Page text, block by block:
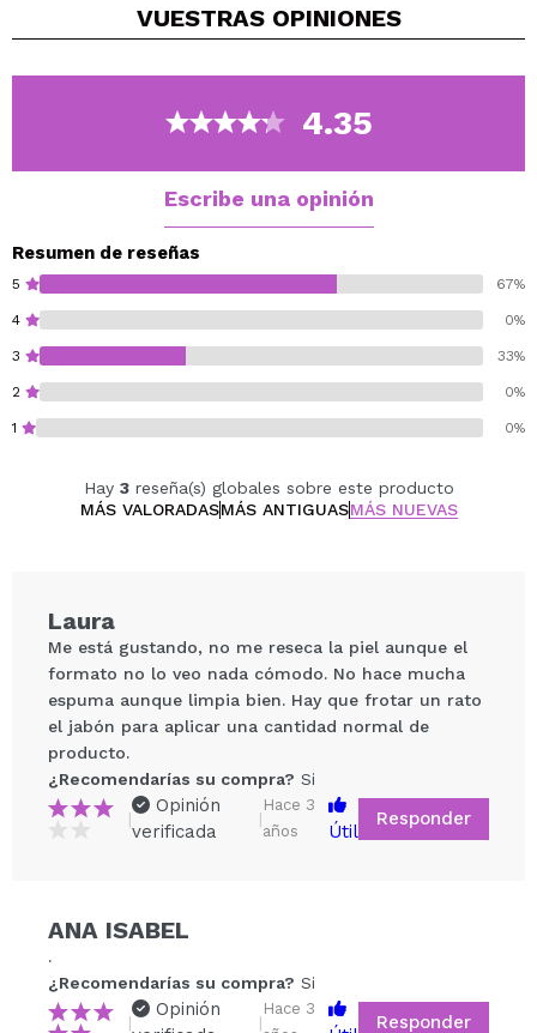
podrás desmaquillarte fácilmente en cualquier lugar.
VUESTRAS OPINIONES
4.35
Escribe una opinión
Resumen de reseñas
5 67%
4 0%
3 33%
2 0%
1 0%
Hay 3reseña(s) globales sobre este producto
MÁS VALORADASMÁS ANTIGUASMÁS NUEVAS
Compartir un vídeo o una foto
5/5
Laura
Me está gustando, no me reseca la piel aunque el
formato no lo veo nada cómodo. No hace mucha
espuma aunque limpia bien. Hay que frotar un rato
el jabón para aplicar una cantidad normal de
producto.
¿Recomendarías su compra? Si
|
Opinión
verificada
|
Hace 3
años
Útil
Responder
ANA ISABEL
.
¿Recomendarías su compra? Si
|
Opinión
|
Hace 3
Responder